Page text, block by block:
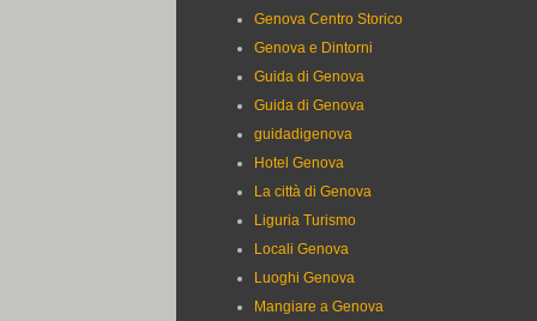
Genova Centro Storico
Genova e Dintorni
Guida di Genova
Guida di Genova
guidadigenova
Hotel Genova
La città di Genova
Liguria Turismo
Locali Genova
Luoghi Genova
Mangiare a Genova